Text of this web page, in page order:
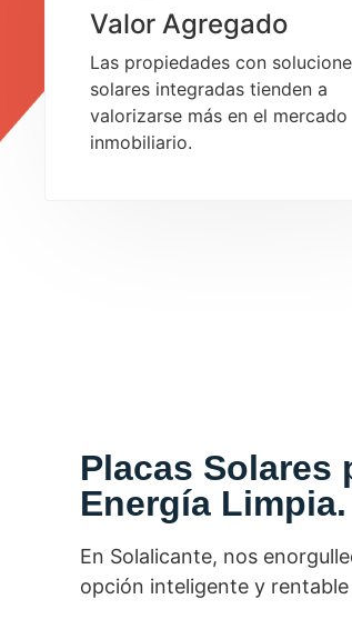
Valor Agregado
Las propiedades con
solares integradas tienden a
valorizarse más en el mercado
inmobiliario.
Placas Solares
Energía Limpia.
En Solalicante, nos
opción inteligente y